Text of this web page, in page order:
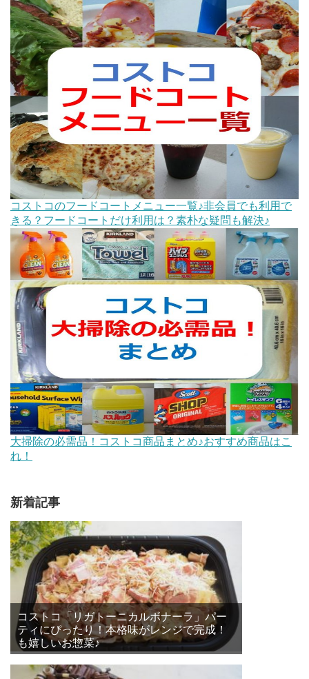
コストコのフードコートメニュー一覧♪非会員でも利用で
きる？フードコートだけ利用は？素朴な疑問も解決♪
大掃除の必需品！コストコ商品まとめ♪おすすめ商品はこ
れ！
新着記事
コストコ「リガトーニカルボナーラ」パー
ティにぴったり！本格味がレンジで完成！
も嬉しいお惣菜♪